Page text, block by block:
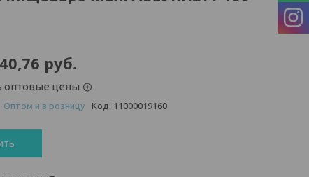
руб.
оптовые цены
Оптом и в розницу Код: 11000019160